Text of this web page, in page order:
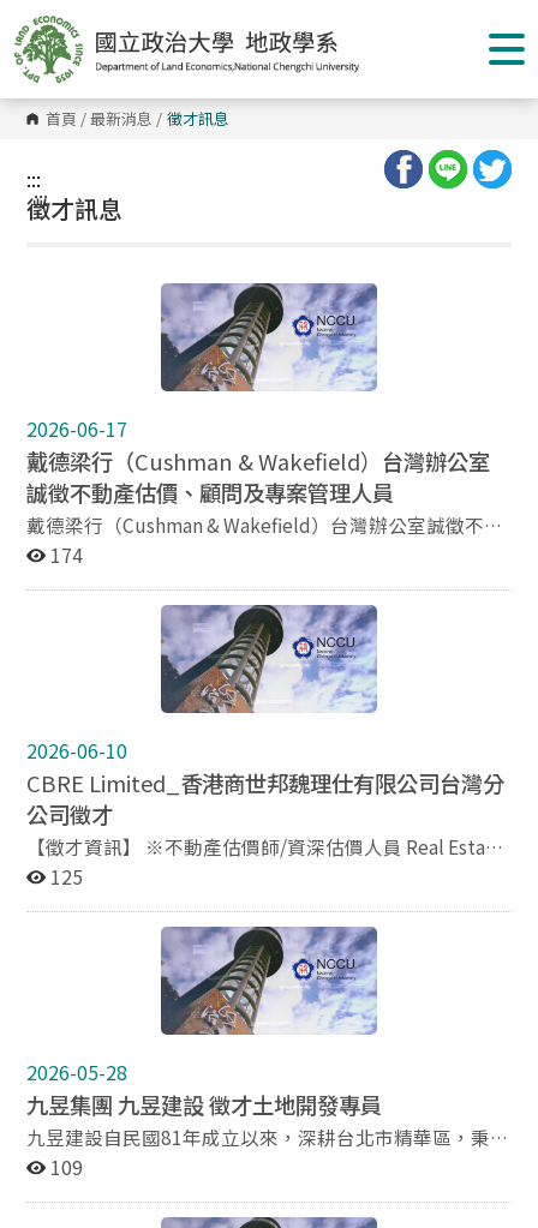
到
主
要
內
容
區 首頁 /最新消息 / 徵才訊息
:::
:::
徵才訊息
2026-06-17
戴德梁行（Cushman & Wakefield） 台灣辦公室
誠徵不動產估價、顧問及專案管理人員
戴德梁行（Cushman & Wakefield）台灣辦公室誠徵不動
產估價、顧問及專案管理人員： 不動產估價人員（估價及
人員（企業顧問服務部 Occupier Services） 專案管理人
員（專案管理部 Project & Development Services） 詳細
的職缺條件、工作內容與福利待遇，均請參考附件檔案。
174
2026-06-10
CBRE Limited_ 香港商世邦魏理仕有限公司台灣分
公司徵才
【徵才資訊】 ※不動產估價師/資深估價人員 Real Estate
Valuer/Senior Valuer
jobsource=m_index_s_cs ※Assistant Manager 副理 -
估價及諮詢服務部門 Consulting
https://www.104.com.tw/job/8y4cj?
125
2026-05-28
九昱集團 九昱建設 徵才土地開發專員
九昱建設自民國81年成立以來，深耕台北市精華區，秉持
『前瞻規劃￭精工建築』 近年跨足雙北市重劃區、都更危
109